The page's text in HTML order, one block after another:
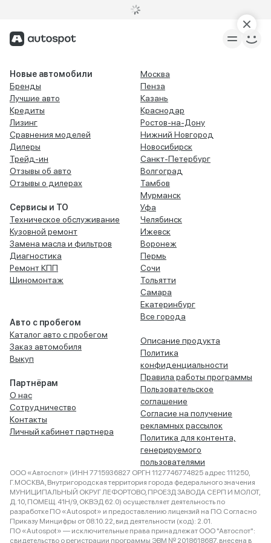
Новые автомобили
Бренды
Лучшие авто
Кредиты
Лизинг
Сравнения моделей
Дилеры
Трейд-ин
Отзывы об авто
Отзывы о дилерах
Сервисы и ТО
Техническое обслуживание
Кузовной ремонт
Замена масла и фильтров
Диагностика
Ремонт КПП
Шиномонтаж
Авто с пробегом
Каталог авто с пробегом
Заказ автомобиля
Выкуп
Партнёрам
О нас
Сотрудничество
Контакты
Личный кабинет партнера
Москва
Пенза
Казань
Краснодар
Ростов-на-Дону
Нижний Новгород
Новосибирск
Санкт-Петербург
Волгоград
Тамбов
Мурманск
Уфа
Челябинск
Ижевск
Воронеж
Пермь
Сочи
Тольятти
Самара
Екатеринбург
Все города
Описание продукта
Политика
конфиденциальности
Правила работы программы
Пользовательское
соглашение
Согласие на получение
рекламных рассылок
Политика для контента,
генерируемого
пользователями
ООО «Автоспот» (ИНН 7715936827 ОРГН 1127746774825 адрес 111250,
Г.МОСКВА, Внутригородская территория города федерального значения
МУНИЦИПАЛЬНЫЙ ОКРУГ ЛЕФОРТОВО, ПРОЕЗД ЗАВОДА СЕРП И МОЛОТ,
Д. 10, ПОМЕЩ. 41Н/9, ОКВЭД 62.0) осуществляет деятельность по
разработке ПО «Autospot» и предоставлению лицензий на ПО. Согласно
Приказу Минцифры от 08.10.22, вид деятельности (код): 2.01.
ПО «Autospot» — исключительные права принадлежат ООО "Автоспот":
свидетельство о регистрации программы ЭВМ № 2018618687, внесена в